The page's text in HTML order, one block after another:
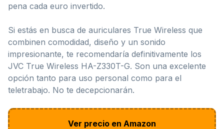
pena cada euro invertido.
Si estás en busca de auriculares True Wireless que
combinen comodidad, diseño y un sonido
impresionante, te recomendaría definitivamente los
JVC True Wireless HA-Z330T-G. Son una excelente
opción tanto para uso personal como para el
teletrabajo. No te decepcionarán.
Ver precio en Amazon